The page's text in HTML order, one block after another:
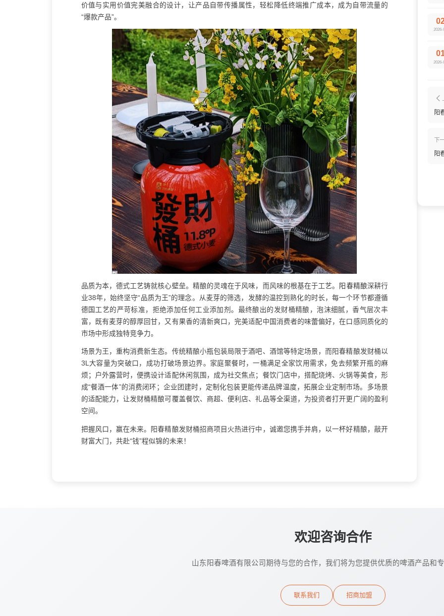
价值与实用价值完美融合的设计，让产品自带传播属性，轻松降低终端推广成本，成为自带流量的
“爆款产品”。
品质为本，德式工艺铸就核心壁垒。精酿的灵魂在于风味，而风味的根基在于工艺。 阳春精酿深耕行
业38年，始终坚守“品质为王”的理念。从麦芽的筛选，发酵的温控到熟化的时长，每一个环节都遵循
德国工艺的严苛标准，拒绝添加任何工业添加剂。最终酿出的发财桶精酿，泡沫细腻，香气层次丰
富，既有麦芽的醇厚回甘，又有果香的清新爽口，完美适配中国消费者的味蕾偏好，在口感同质化的
市场中形成独特竞争力。
场景为王，重构消费新生态。传统精酿小瓶包装局限于酒吧、酒馆等特定场景，而阳春精酿发财桶以
3L大容量为突破口，成功打破场景边界。家庭聚餐时，一桶满足全家饮用需求，免去频繁开瓶的麻
烦；户外露营时，便携设计适配休闲氛围，成为社交焦点；餐饮门店中，搭配烧烤、火锅等美食，形
成“餐酒一体”的消费闭环；企业团建时，定制化包装更能传递品牌温度，拓展企业定制市场。多场景
的适配能力，让发财桶精酿可覆盖餐饮、商超、便利店、礼品等全渠道，为投资者打开更广阔的盈利
空间。
把握风口，赢在未来。阳春精酿发财桶招商项目火热进行中，诚邀您携手并肩，以一杯好精酿，敲开
财富大门，共赴“钱”程似锦的未来！
2026-
2026-
阳
下
阳
欢迎咨询合作
山东阳春啤酒有限公司期待与您的合作，我们将为您提供优质的啤酒产品和
联系我们 招商加盟